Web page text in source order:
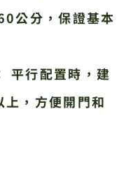
公分，保證基本
平行配置時，建
，方便開門和